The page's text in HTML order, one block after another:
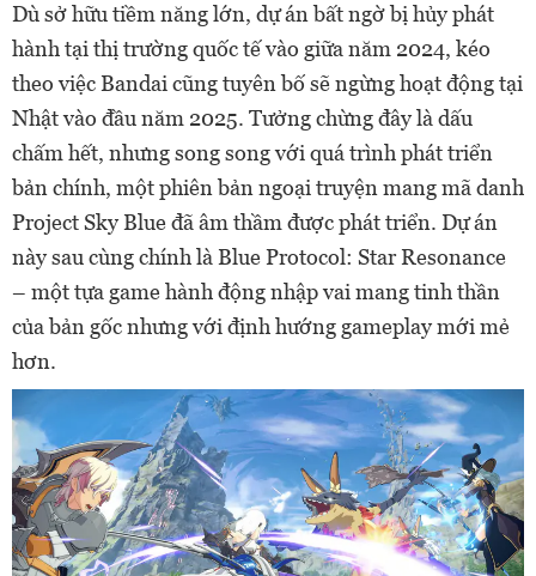
Dù sở hữu tiềm năng lớn, dự án bất ngờ bị hủy phát
hành tại thị trường quốc tế vào giữa năm 2024, kéo
theo việc Bandai cũng tuyên bố sẽ ngừng hoạt động tại
Nhật vào đầu năm 2025. Tưởng chừng đây là dấu
chấm hết, nhưng song song với quá trình phát triển
bản chính, một phiên bản ngoại truyện mang mã danh
Project Sky Blue đã âm thầm được phát triển. Dự án
này sau cùng chính là Blue Protocol: Star Resonance
– một tựa game hành động nhập vai mang tinh thần
của bản gốc nhưng với định hướng gameplay mới mẻ
hơn.